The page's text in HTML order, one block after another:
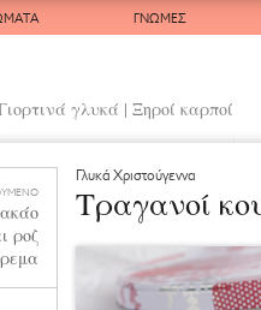
ΓΝΩΜΕΣ
γλυκά | Ξηροί καρποί
ροζ
Γλυκά Χριστούγεννα
Τραγανοί